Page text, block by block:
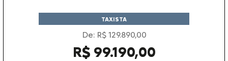
TAXISTA
De: R$ 129.890,00
R$ 99.190,00